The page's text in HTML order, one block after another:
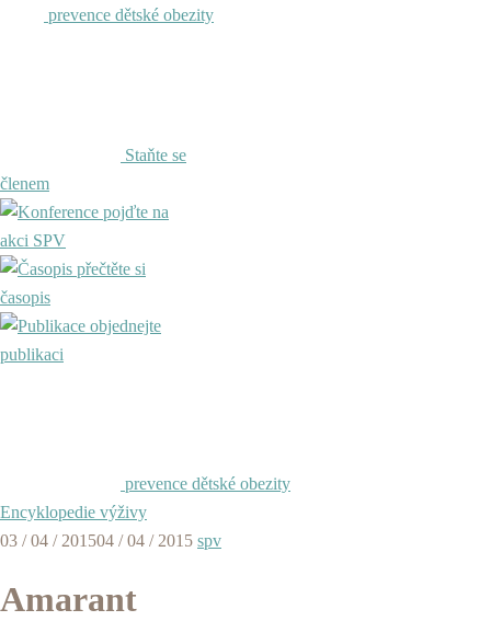
prevence dětské obezity
Staňte se
členem
pojďte na
akci SPV
přečtěte si
časopis
objednejte
publikaci
prevence dětské obezity
Encyklopedie výživy
03 / 04 / 201504 / 04 / 2015 spv
Amarant